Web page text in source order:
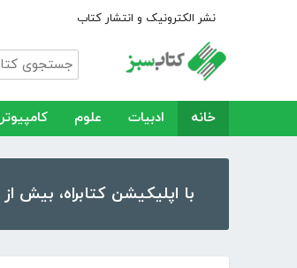
نشر الکترونیک و انتشار کتاب
خانه ادبیات علوم کامپیوتر
با اپلیکیشن کتابراه، بیش از ۵۰،۰۰۰ کتاب، کتاب صوتی و رمان را در موبایل و تبلت خود داشته باشید!